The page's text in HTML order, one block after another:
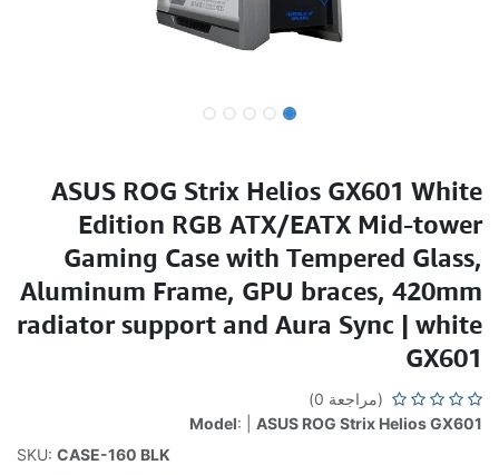
ASUS ROG Strix Helios GX601 White
Edition RGB ATX/EATX Mid-tower
Gaming Case with Tempered Glass,
Aluminum Frame, GPU braces, 420mm
radiator support and Aura Sync | white
GX601
(مراجعة 0)
Model: | ASUS ROG Strix Helios GX601
SKU: CASE-160 BLK